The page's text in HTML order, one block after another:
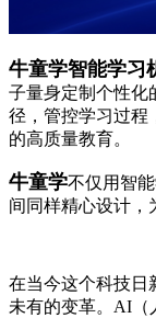
牛童学智能学习
子量身定制个性化
径，管控学习过程
的高质量教育。
牛童学不仅用智
间同样精心设计，
在当今这个科技日
未有的变革。AI（